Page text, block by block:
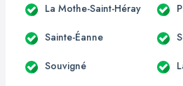
La Mothe-Saint-Héray
Sainte-Éanne
Souvigné